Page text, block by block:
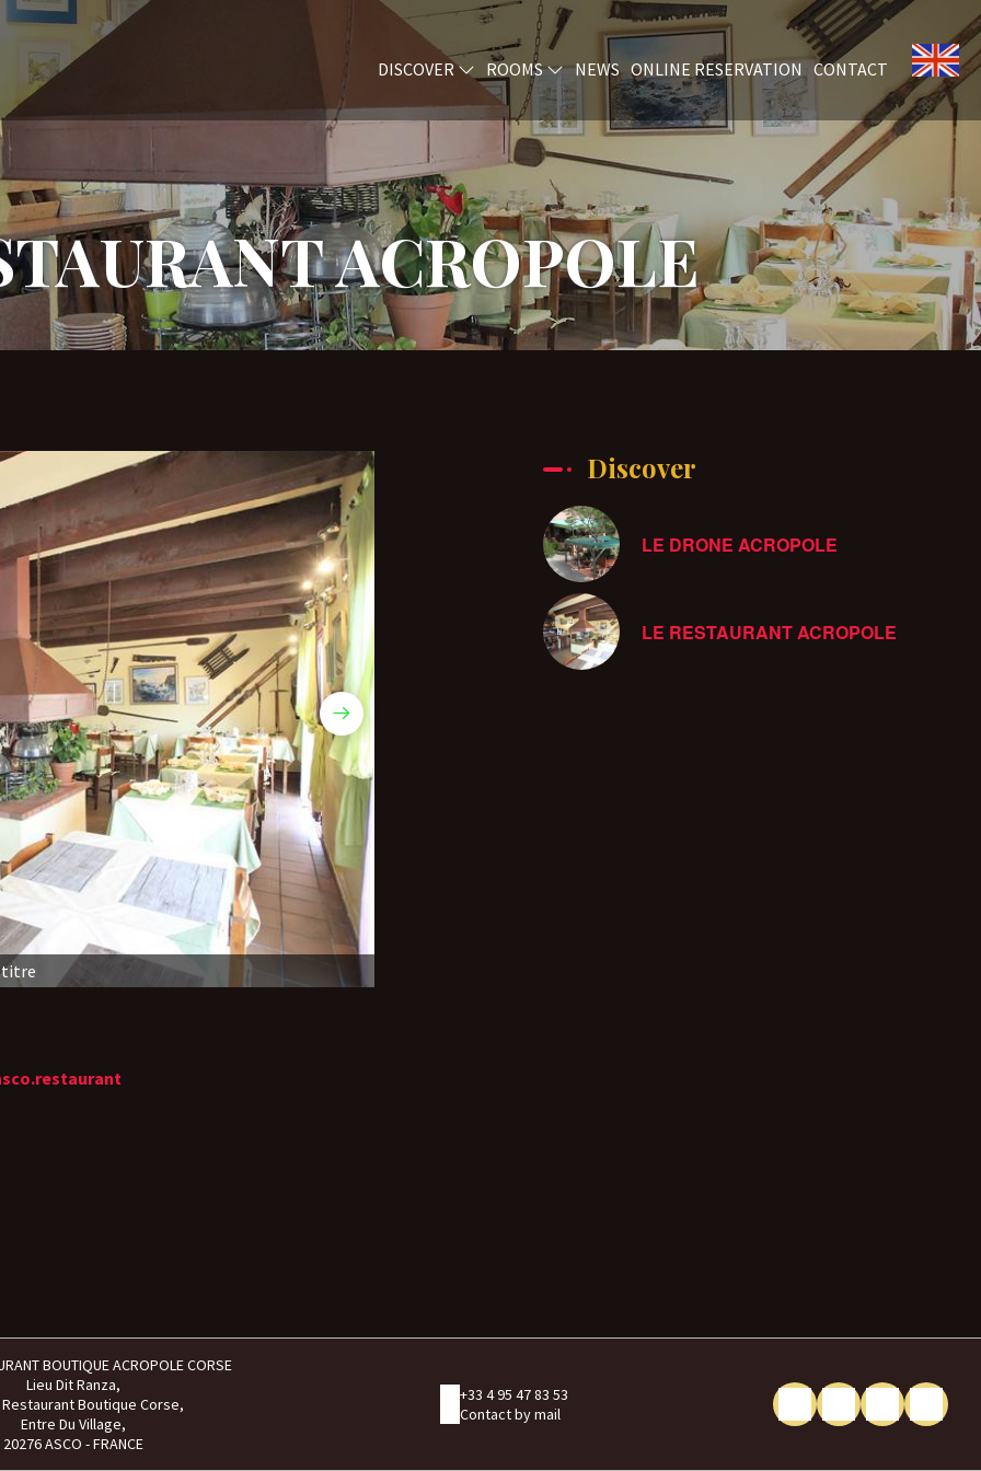
DISCOVER ROOMS NEWS ONLINE RESERVATION CONTACT
ACROPOLE
titre
Discover
LE DRONE ACROPOLE
LE RESTAURANT ACROPOLE
BOUTIQUE ACROPOLE CORSE
Lieu Dit Ranza,
Boutique Corse,
Entre Du Village,
20276 ASCO - FRANCE
+33 4 95 47 83 53
Contact by mail